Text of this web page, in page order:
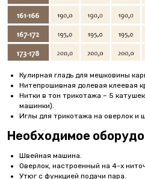
Кулирная гладь для мешковины
Нитепрошивная долевая клеевая
Нитки в тон трикотажа – 5
машинки).
Иглы для трикотажа на оверлок и
Необходимое
Швейная машина.
Оверлок, настроенный на 4-х
Утюг с функцией подачи пара.